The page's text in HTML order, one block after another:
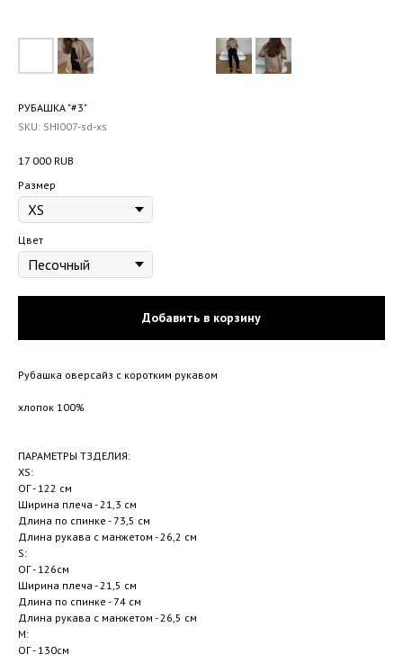
РУБАШКА "#3"
SKU: SHI007-sd-xs
17 000 RUB
Размер
Цвет
Добавить в корзину
Рубашка оверсайз с коротким рукавом
хлопок 100%
ПАРАМЕТРЫ ТЗДЕЛИЯ:
XS:
ОГ - 122 см
Ширина плеча - 21,3 см
Длина по спинке - 73,5 см
Длина рукава с манжетом - 26,2 см
S:
ОГ - 126см
Ширина плеча - 21,5 см
Длина по спинке - 74 см
Длина рукава с манжетом - 26,5 см
М:
ОГ - 130см